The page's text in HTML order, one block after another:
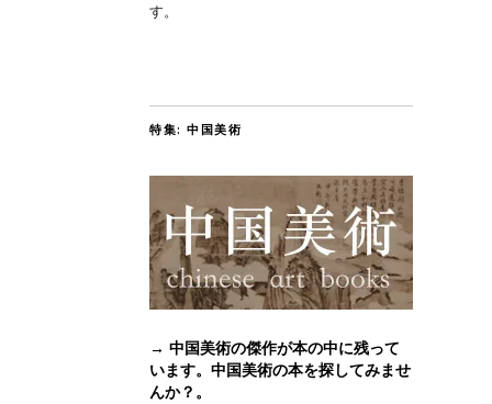
す。
特集: 中国美術
→ 中国美術の傑作が本の中に残って
います。中国美術の本を探してみませ
んか？。